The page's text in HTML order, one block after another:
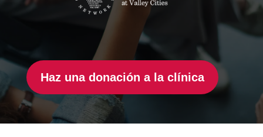
Haz una donación a la clínica